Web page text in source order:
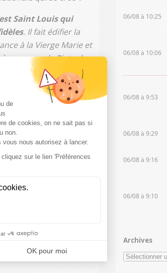
Saint Louis qui
. Il fait édifier la
à la Vierge Marie et
vous avez la Pieta de
de Louis II de
par Benoît
a profané mais
Victor Hugo,
en la Cathédrale
Elle a été chantée,
chrétiennes de
Notre-Dame."
des compatriotes,
06/08 à 10:25
06/08 à 10:06
06/08 à 9:53
06/08 à 9:29
06/08 à 9:16
06/08 à 9:10
Archives
Archives